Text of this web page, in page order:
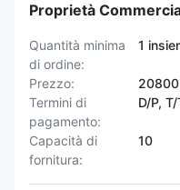
Proprietà
Quantità minima
di ordine:
1
Prezzo:
Termini di
pagamento:
D/P,
Capacità di
fornitura:
10